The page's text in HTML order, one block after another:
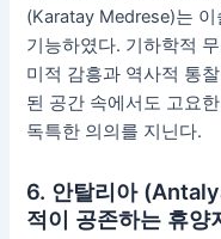
(Karatay Medrese)는
기능하였다. 기하학적
미적 감흥과 역사적 통
된 공간 속에서도 고요
독특한 의의를 지닌다.
6. 안탈리아
적이 공존하는 휴양